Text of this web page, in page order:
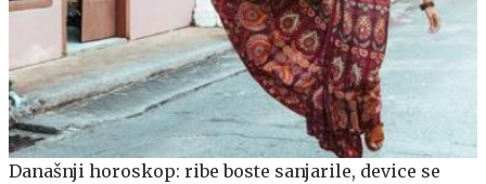
Današnji horoskop: ribe boste sanjarile, device se